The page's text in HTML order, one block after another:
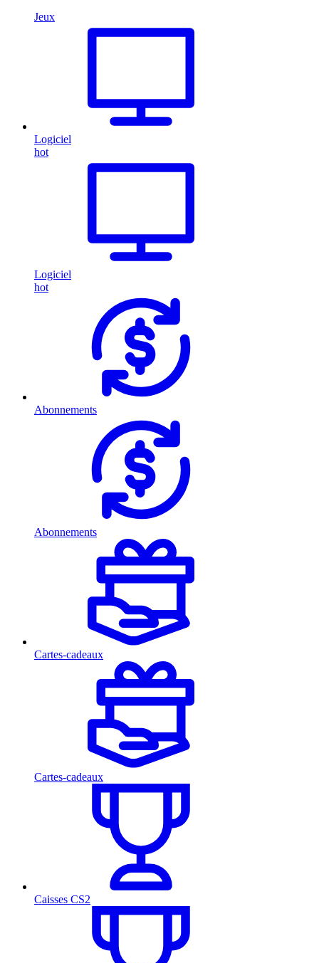
Jeux
Logiciel
hot
Logiciel
hot
Abonnements
Abonnements
Cartes-cadeaux
Cartes-cadeaux
Caisses CS2